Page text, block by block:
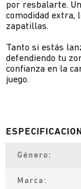
por resbalarte.
comodidad extra,
zapatillas.
Tanto si estás
defendiendo tu
confianza en la
juego.
Género
Marca